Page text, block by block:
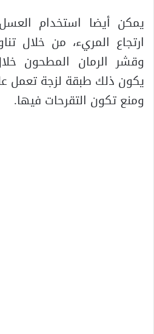
يمكن أيضا استخدام
ارتجاع المريء، من خلال
وقشر الرمان المطحون
يكون ذلك طبقة لزجة تعمل
ومنع تكون التقرحات فيها.